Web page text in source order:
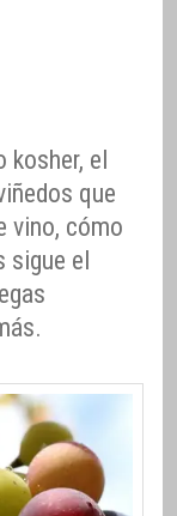
el
que
vino, cómo
sigue el